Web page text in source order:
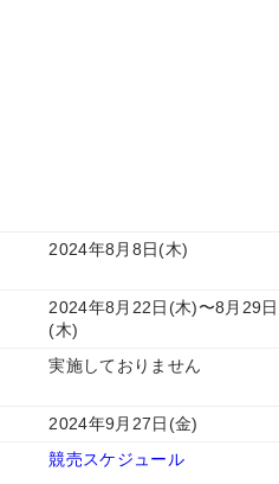
2024年8月8日(木)
2024年8月22日(木)〜8月29日
(木)
実施しておりません
2024年9月27日(金)
競売スケジュール